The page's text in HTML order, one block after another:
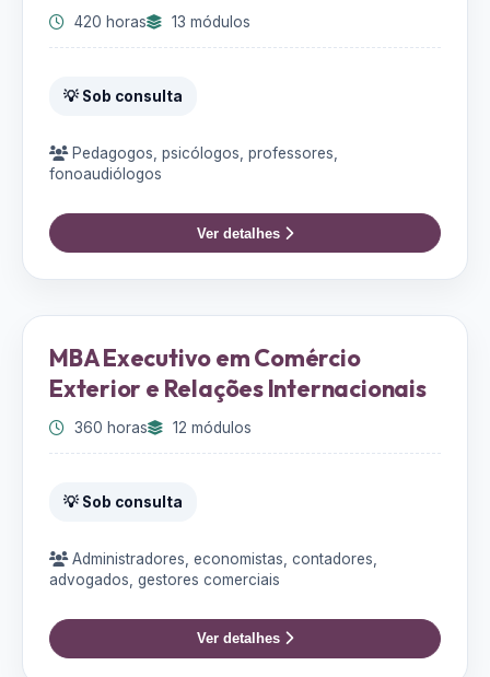
420 horas 13 módulos
💡 Sob consulta
Pedagogos, psicólogos, professores,
fonoaudiólogos
Ver detalhes
MBA Executivo em Comércio
Exterior e Relações Internacionais
360 horas 12 módulos
💡 Sob consulta
Administradores, economistas, contadores,
advogados, gestores comerciais
Ver detalhes